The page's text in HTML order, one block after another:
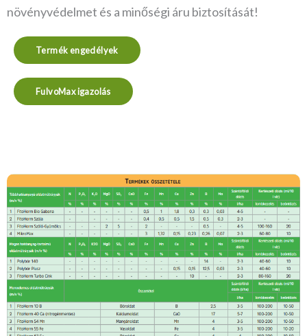
növényvédelmet és a minőségi áru biztosítását!
Termék engedélyek
FulvoMax igazolás